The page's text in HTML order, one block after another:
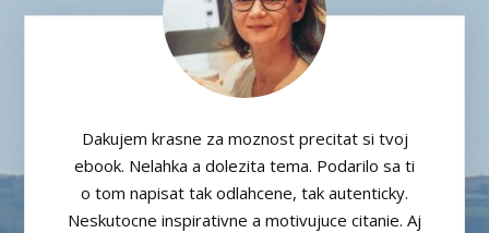
Dakujem krasne za moznost precitat si tvoj
ebook. Nelahka a dolezita tema. Podarilo sa ti
o tom napisat tak odlahcene, tak autenticky.
Neskutocne inspirativne a motivujuce citanie. Aj